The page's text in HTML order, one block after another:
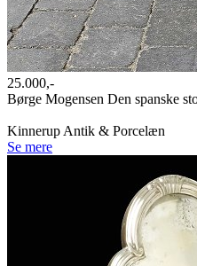
25.000,-
Børge Mogensen Den spanske
Kinnerup Antik & Porcelæn
Se mere